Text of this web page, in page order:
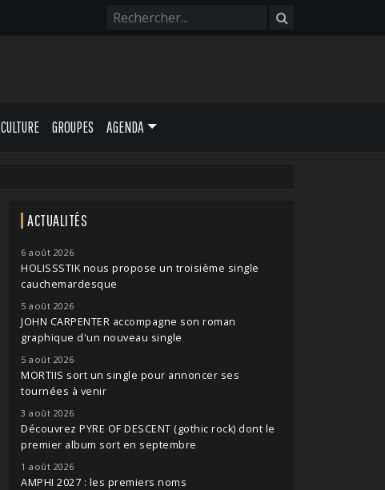
CULTURE GROUPES AGENDA
ACTUALITÉS
6 août 2026
HOLISSSTIK nous propose un troisième single
cauchemardesque
5 août 2026
JOHN CARPENTER accompagne son roman
graphique d'un nouveau single
5 août 2026
MORTIIS sort un single pour annoncer ses
tournées à venir
3 août 2026
Découvrez PYRE OF DESCENT (gothic rock) dont le
premier album sort en septembre
1 août 2026
AMPHI 2027 : les premiers noms